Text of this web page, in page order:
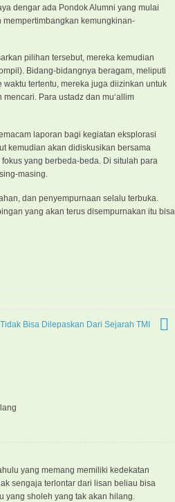
dengar ada Pondok Alumni yang mulai
kemungkinan-
pilihan tersebut, mereka kemudian
Bidang-bidangnya beragam, meliputi
tertentu, mereka juga diizinkan untuk
Para ustadz dan mu‘allim
laporan bagi kegiatan eksplorasi
kemudian akan didiskusikan bersama
yang berbeda-beda. Di situlah para
masing.
dan penyempurnaan selalu terbuka.
yang akan terus disempurnakan itu bisa
Bisa Dilepaskan Dari Sejarah TMI
yang memang memiliki kedekatan
sengaja terlontar dari lisan beliau bisa
yang sholeh yang tak akan hilang.